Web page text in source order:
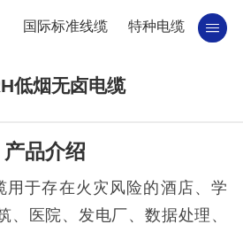
国际标准线缆 特种电缆
低烟无卤电缆
产品介绍
用于存在火灾风险的酒店、学
、医院、发电厂、数据处理、